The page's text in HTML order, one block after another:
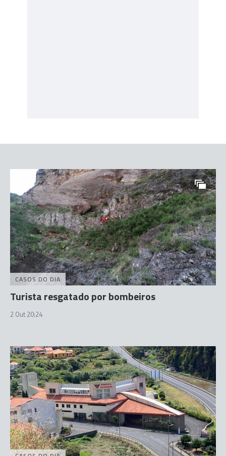
CASOS DO DIA
Turista resgatado por bombeiros
2 Out 20:24